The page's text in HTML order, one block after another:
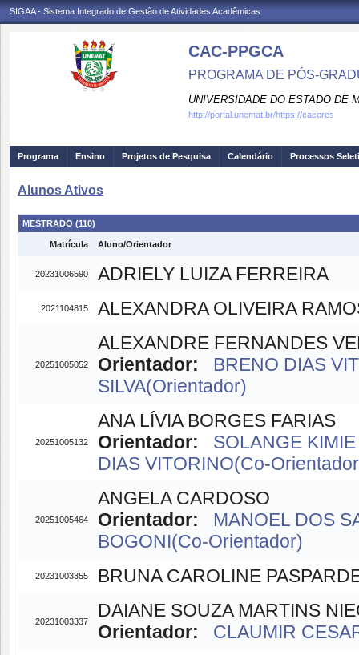
SIGAA - Sistema Integrado de Gestão de Atividades Acadêmicas
CAC-PPGCA
PROGRAMA DE PÓS-
UNIVERSIDADE DO ESTADO DE
http://portal.unemat.br/https://caceres
Programa Ensino Projetos de Pesquisa Calendário Processos
Alunos Ativos
MESTRADO (110)
Matrícula Aluno/Orientador
20231006590 ADRIELY LUIZA FERREIRA
2021104815 ALEXANDRA OLIVEIRA
20251005052
ALEXANDRE FERNANDES
Orientador:
BRENO DIAS
SILVA(Orientador)
20251005132
ANA LÍVIA BORGES FARIAS
Orientador:
SOLANGE
DIAS VITORINO(Co-
20251005464
ANGELA CARDOSO
Orientador:
MANOEL DOS
BOGONI(Co-Orientador)
20231003355 BRUNA CAROLINE
20231003337
DAIANE SOUZA MARTINS
Orientador:
CLAUMIR